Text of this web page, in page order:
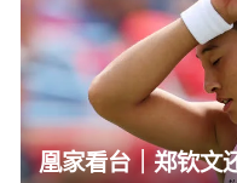
凰家看台｜郑钦文